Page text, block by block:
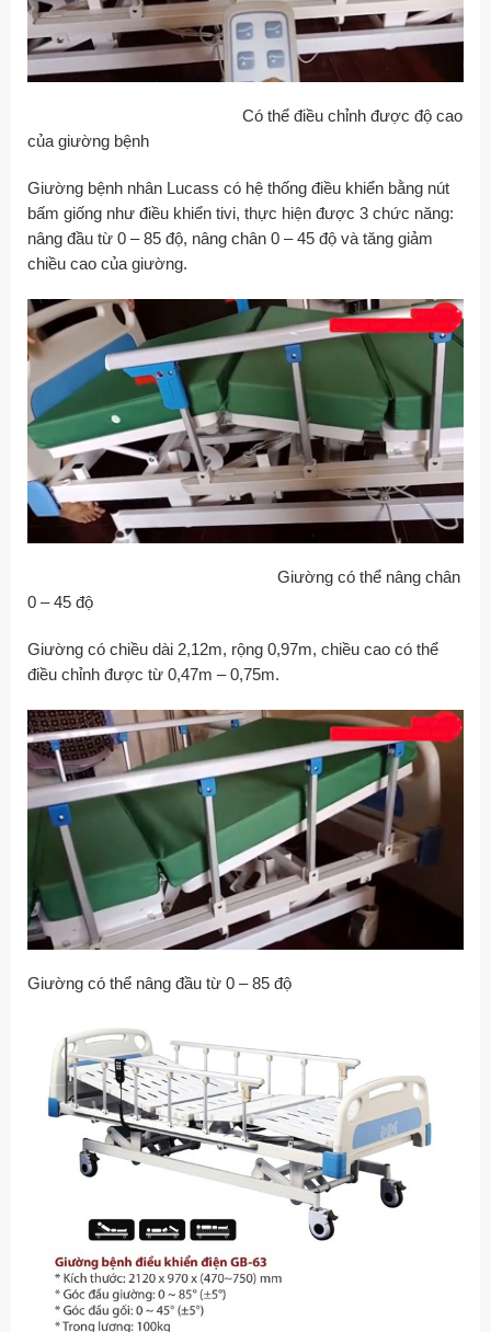
Có thể điều chỉnh được độ cao
của giường bệnh
Giường bệnh nhân Lucass có hệ thống điều khiển bằng nút
bấm giống như điều khiển tivi, thực hiện được 3 chức năng:
nâng đầu từ 0 – 85 độ, nâng chân 0 – 45 độ và tăng giảm
chiều cao của giường.
Giường có thể nâng chân
0 – 45 độ
Giường có chiều dài 2,12m, rộng 0,97m, chiều cao có thể
điều chỉnh được từ 0,47m – 0,75m.
Giường có thể nâng đầu từ 0 – 85 độ